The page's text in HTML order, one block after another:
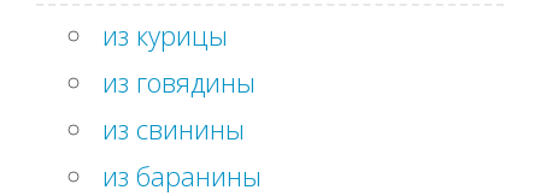
из курицы
из говядины
из свинины
из баранины